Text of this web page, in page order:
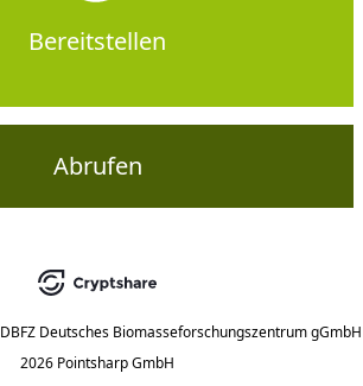
Bereitstellen
Abrufen
DBFZ Deutsches Biomasseforschungszentrum gGmbH
2026 Pointsharp GmbH